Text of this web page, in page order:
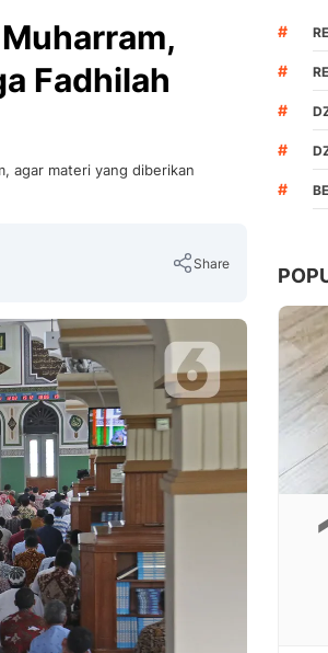
Fadhilah
agar materi yang diberikan
Share
Copy Link
#
#
#
#
#